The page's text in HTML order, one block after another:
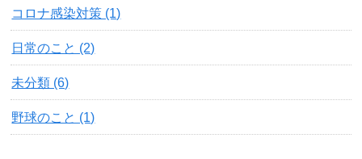
コロナ感染対策 (1)
日常のこと (2)
未分類 (6)
野球のこと (1)